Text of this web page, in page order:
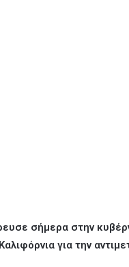
σήμερα στην
για την